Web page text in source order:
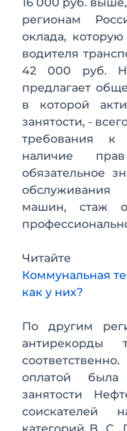
16 000 руб.
регионам
оклада,
водителя
42 000 руб.
предлагает
в которой
занятости, -
требования к
наличие прав
обязательное
обслуживания
машин, стаж
Читайте
Коммунальная
как у них?
По другим
оплатой была
занятости
соискателей